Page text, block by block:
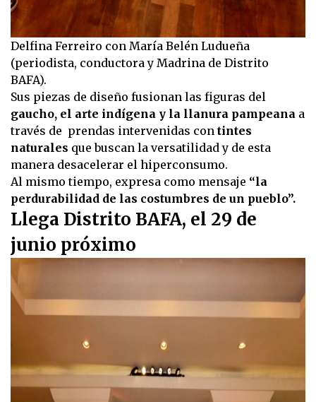
Delfina Ferreiro con María Belén Ludueña
(periodista, conductora y Madrina de Distrito
BAFA).
Sus piezas de diseño fusionan las figuras del
gaucho, el arte indígena y la llanura pampeana a
través de prendas intervenidas con tintes
naturales que buscan la versatilidad y de esta
manera desacelerar el hiperconsumo.
Al mismo tiempo, expresa como mensaje “la
perdurabilidad de las costumbres de un pueblo”.
Llega Distrito BAFA, el 29 de
junio próximo